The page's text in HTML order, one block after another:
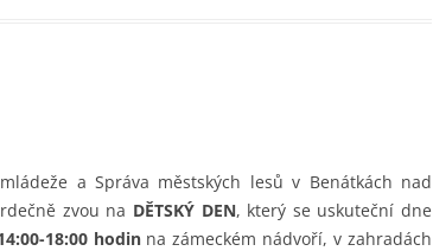
a Správa městských lesů v Benátkách nad
zvou na DĚTSKÝ DEN, který se uskuteční dne
18:00 hodinna zámeckém nádvoří, v zahradách